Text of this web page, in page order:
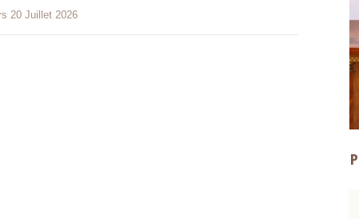
20 Juillet 2026